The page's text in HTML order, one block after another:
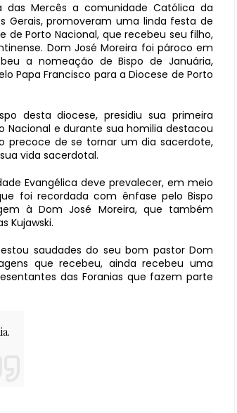
das Mercês a comunidade Católica da
Gerais, promoveram uma linda festa de
de Porto Nacional, que recebeu seu filho,
Dom José Moreira foi pároco em
a nomeação de Bispo de Januária,
Papa Francisco para a Diocese de Porto
desta diocese, presidiu sua primeira
Nacional e durante sua homilia destacou
precoce de se tornar um dia sacerdote,
vida sacerdotal.
Evangélica deve prevalecer, em meio
foi recordada com ênfase pelo Bispo
à Dom José Moreira, que também
Kujawski.
saudades do seu bom pastor Dom
que recebeu, ainda recebeu uma
das Foranias que fazem parte